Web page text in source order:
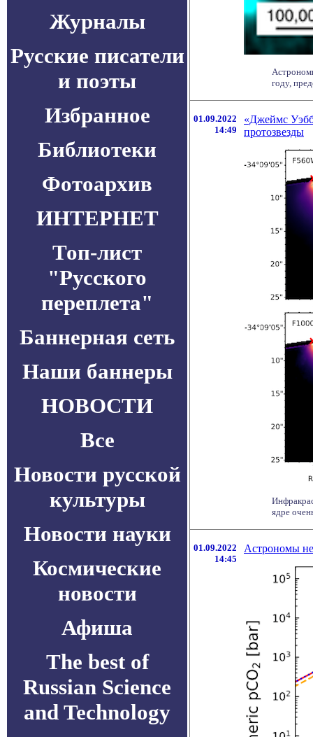
Журналы
Русские писатели
и поэты
Избранное
Библиотеки
Фотоархив
ИНТЕРНЕТ
Топ-лист
"Русского
переплета"
Баннерная сеть
Наши баннеры
НОВОСТИ
Все
Новости русской
культуры
Новости науки
Космические
новости
Афиша
The best of
Russian Science
and Technology
году,
01.09.2022
14:49
«Джеймс
протозвезды
ядре
01.09.2022
14:45
Астрономы